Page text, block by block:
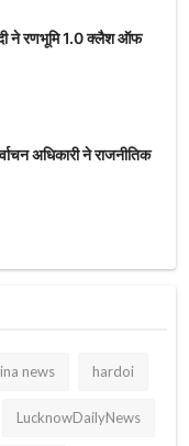
ने रणभूमि 1.0 क्लैश ऑफ
अधिकारी ने राजनीतिक
ina news hardoi
LucknowDailyNews